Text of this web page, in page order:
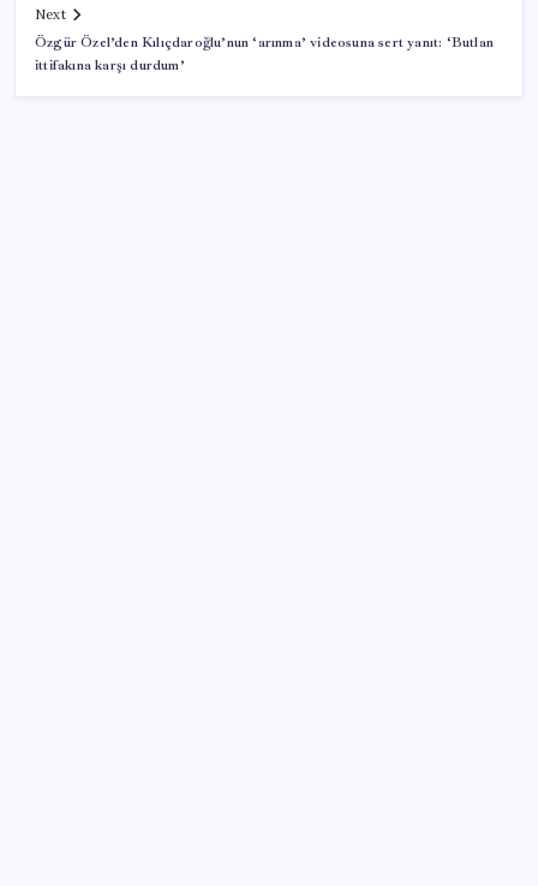
Next
Özgür Özel’den Kılıçdaroğlu’nun ‘arınma’ videosuna sert yanıt: ‘Butlan
ittifakına karşı durdum’